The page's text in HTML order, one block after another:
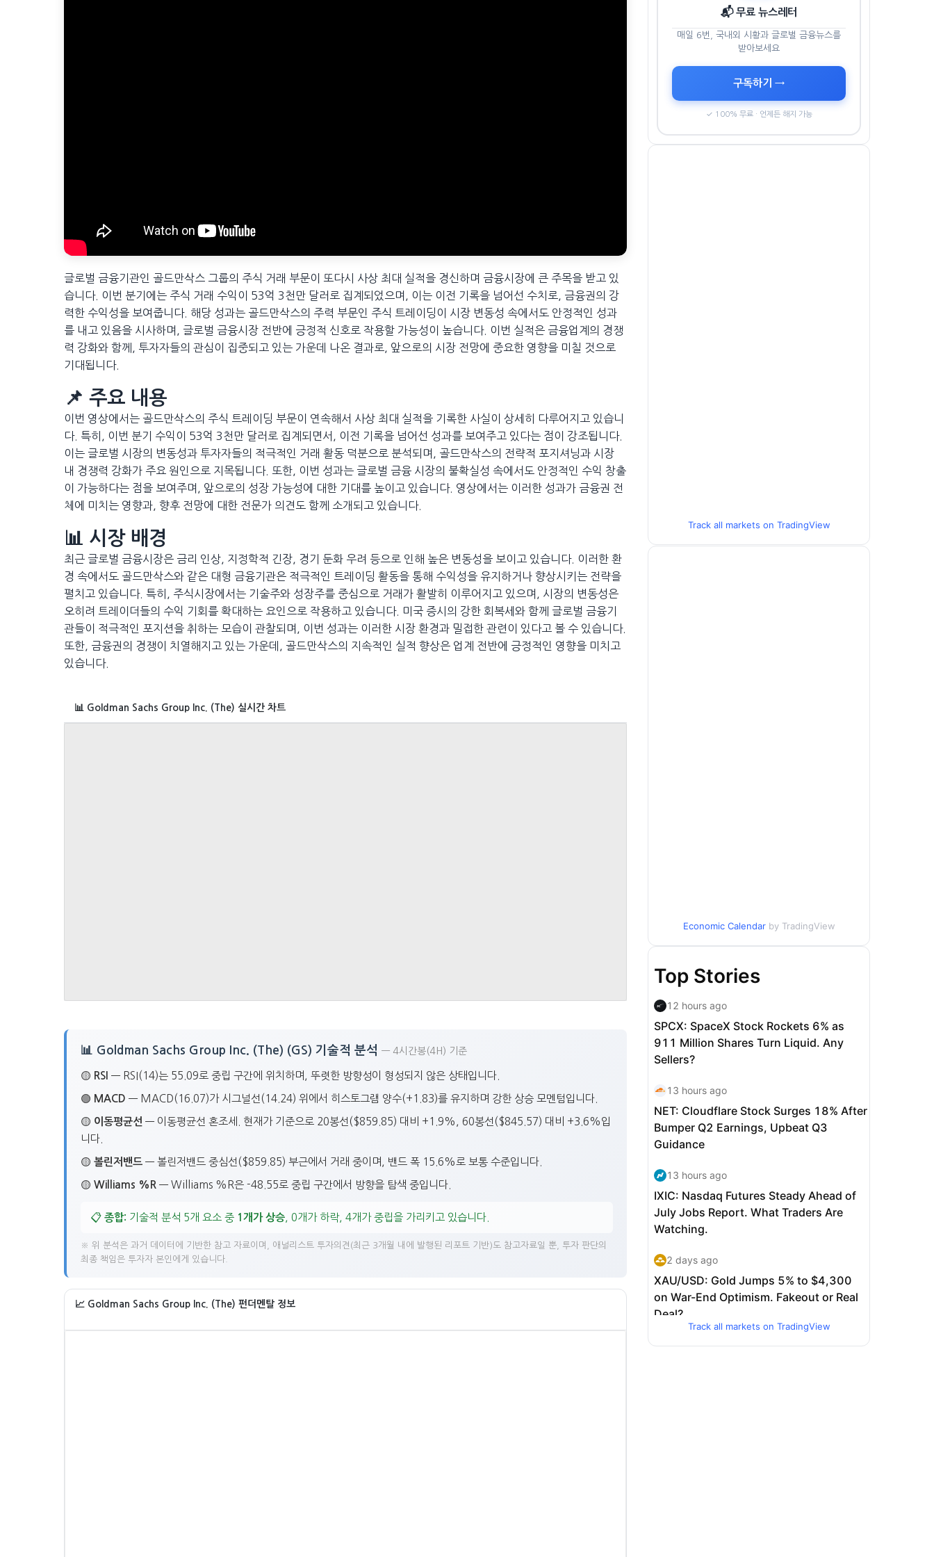
글로벌 금융기관인 골드만삭스 그룹의 주식 거래 부문이 또다시 사상 최대 실적을 경신하며 금융시장에 큰 주목을 받고 있
습니다. 이번 분기에는 주식 거래 수익이 53억 3천만 달러로 집계되었으며, 이는 이전 기록을 넘어선 수치로, 금융권의 강
력한 수익성을 보여줍니다. 해당 성과는 골드만삭스의 주력 부문인 주식 트레이딩이 시장 변동성 속에서도 안정적인 성과
를 내고 있음을 시사하며, 글로벌 금융시장 전반에 긍정적 신호로 작용할 가능성이 높습니다. 이번 실적은 금융업계의 경쟁
력 강화와 함께, 투자자들의 관심이 집중되고 있는 가운데 나온 결과로, 앞으로의 시장 전망에 중요한 영향을 미칠 것으로
기대됩니다.
📌 주요 내용
이번 영상에서는 골드만삭스의 주식 트레이딩 부문이 연속해서 사상 최대 실적을 기록한 사실이 상세히 다루어지고 있습니
다. 특히, 이번 분기 수익이 53억 3천만 달러로 집계되면서, 이전 기록을 넘어선 성과를 보여주고 있다는 점이 강조됩니다.
이는 글로벌 시장의 변동성과 투자자들의 적극적인 거래 활동 덕분으로 분석되며, 골드만삭스의 전략적 포지셔닝과 시장
내 경쟁력 강화가 주요 원인으로 지목됩니다. 또한, 이번 성과는 글로벌 금융 시장의 불확실성 속에서도 안정적인 수익 창출
이 가능하다는 점을 보여주며, 앞으로의 성장 가능성에 대한 기대를 높이고 있습니다. 영상에서는 이러한 성과가 금융권 전
체에 미치는 영향과, 향후 전망에 대한 전문가 의견도 함께 소개되고 있습니다.
📊 시장 배경
최근 글로벌 금융시장은 금리 인상, 지정학적 긴장, 경기 둔화 우려 등으로 인해 높은 변동성을 보이고 있습니다. 이러한 환
경 속에서도 골드만삭스와 같은 대형 금융기관은 적극적인 트레이딩 활동을 통해 수익성을 유지하거나 향상시키는 전략을
펼치고 있습니다. 특히, 주식시장에서는 기술주와 성장주를 중심으로 거래가 활발히 이루어지고 있으며, 시장의 변동성은
오히려 트레이더들의 수익 기회를 확대하는 요인으로 작용하고 있습니다. 미국 증시의 강한 회복세와 함께 글로벌 금융기
관들이 적극적인 포지션을 취하는 모습이 관찰되며, 이번 성과는 이러한 시장 환경과 밀접한 관련이 있다고 볼 수 있습니다.
또한, 금융권의 경쟁이 치열해지고 있는 가운데, 골드만삭스의 지속적인 실적 향상은 업계 전반에 긍정적인 영향을 미치고
있습니다.
📊 Goldman Sachs Group Inc. (The) 실시간 차트
📊 Goldman Sachs Group Inc. (The) (GS) 기술적 분석 — 4시간봉(4H) 기준
🟡 RSI — RSI(14)는 55.09로 중립 구간에 위치하며, 뚜렷한 방향성이 형성되지 않은 상태입니다.
🟢 MACD — MACD(16.07)가 시그널선(14.24) 위에서 히스토그램 양수(+1.83)를 유지하며 강한 상승 모멘텀입니다.
🟡 이동평균선 — 이동평균선 혼조세. 현재가 기준으로 20봉선($859.85) 대비 +1.9%, 60봉선($845.57) 대비 +3.6%입
니다.
🟡 볼린저밴드 — 볼린저밴드 중심선($859.85) 부근에서 거래 중이며, 밴드 폭 15.6%로 보통 수준입니다.
🟡 Williams %R — Williams %R은 -48.55로 중립 구간에서 방향을 탐색 중입니다.
📋 종합: 기술적 분석 5개 요소 중 1개가 상승 , 0개가 하락, 4개가 중립을 가리키고 있습니다.
※ 위 분석은 과거 데이터에 기반한 참고 자료이며, 애널리스트 투자의견(최근 3개월 내에 발행된 리포트 기반)도 참고자료일 뿐, 투자 판단의
최종 책임은 투자자 본인에게 있습니다.
📈 Goldman Sachs Group Inc. (The) 펀더멘탈 정보
📬 무료 뉴스레터
매일 6번, 국내외 시황과 글로벌 금융뉴스를
받아보세요
구독하기 →
✓ 100% 무료 · 언제든 해지 가능
Track all markets on TradingView
Economic Calendar by TradingView
Track all markets on TradingView